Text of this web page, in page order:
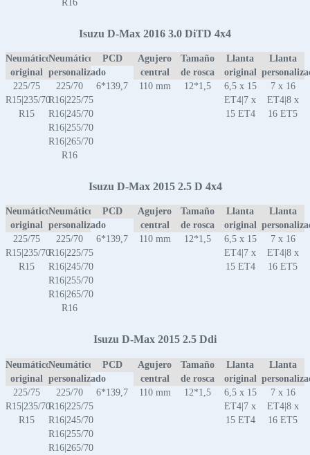
R16
Isuzu D-Max 2016 3.0 DiTD 4x4
Neumático
original
Neumático
personalizado
PCD
Agujero
central
Tamaño
de rosca
Llanta
original
Llanta
225/75
R15|235/70
R15
225/70
R16|225/75
R16|245/70
R16|255/70
R16|265/70
R16
6*139,7 110 mm 12*1,5
6,5 x 15
ET4|7 x
15 ET4
7 x 16
ET4|8 x
16 ET5
Isuzu D-Max 2015 2.5 D 4x4
Neumático
original
Neumático
personalizado
PCD
Agujero
central
Tamaño
de rosca
Llanta
original
Llanta
225/75
R15|235/70
R15
225/70
R16|225/75
R16|245/70
R16|255/70
R16|265/70
R16
6*139,7 110 mm 12*1,5
6,5 x 15
ET4|7 x
15 ET4
7 x 16
ET4|8 x
16 ET5
Isuzu D-Max 2015 2.5 Ddi
Neumático
original
Neumático
personalizado
PCD
Agujero
central
Tamaño
de rosca
Llanta
original
Llanta
225/75
R15|235/70
R15
225/70
R16|225/75
R16|245/70
R16|255/70
R16|265/70
6*139,7 110 mm 12*1,5
6,5 x 15
ET4|7 x
15 ET4
7 x 16
ET4|8 x
16 ET5